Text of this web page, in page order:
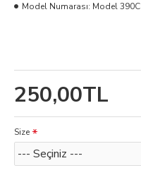
250,00TL
Model Numarası: Model 390C
Size